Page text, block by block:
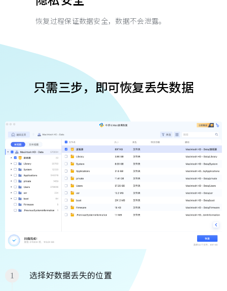
恢复过程保证数据安全，数据不会泄露。
只需三步，即可恢复丢失数据
选择好数据丢失的位置